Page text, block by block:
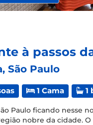
à passos
São Paulo
1 Cama 1
Paulo ficando nesse
nobre da cidade.